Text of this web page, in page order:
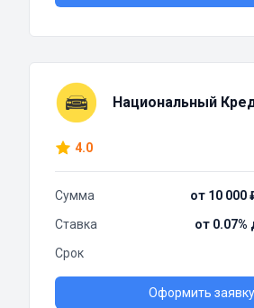
Национальный
4.0
Сумма
от 10 000
Ставка
от 0.07%
Срок
Оформить заявку